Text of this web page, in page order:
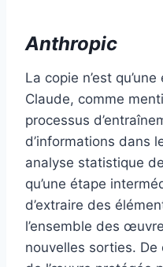
Anthropic
La copie n’est
Claude, comme
processus
d’informations dans
analyse statistique
qu’une étape
d’extraire des
l’ensemble des
nouvelles sorties. De